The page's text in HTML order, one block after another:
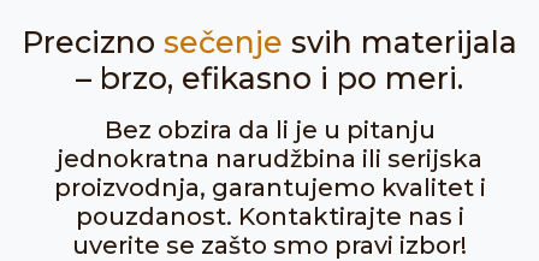
Precizno sečenje svih materijala
– brzo, efikasno i po meri.
Bez obzira da li je u pitanju
jednokratna narudžbina ili serijska
proizvodnja, garantujemo kvalitet i
pouzdanost. Kontaktirajte nas i
uverite se zašto smo pravi izbor!